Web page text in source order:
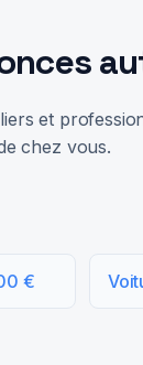
et
chez vous.
€